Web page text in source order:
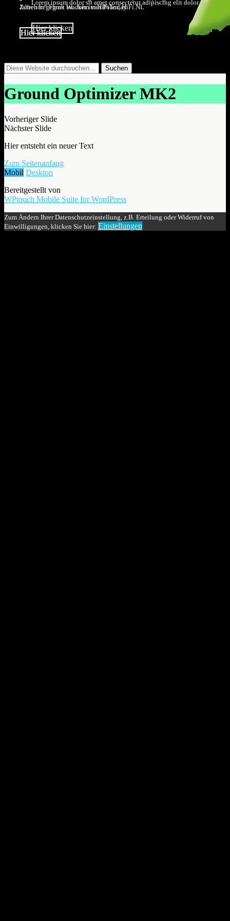
Ground Optimizer MK2
Zubehör.“ Frank Wacker im HiFiToday
Hier klicken
Jahren begegnet ist. John van Polen, HiFi.NL
Hier klicken
Lorem ipsum dolor sit amet consectetur adipiscing elit dolor
Hier klicken
Vorheriger Slide
Nächster Slide
Hier entsteht ein neuer Text
Zum Seitenanfang
Mobil Desktop
Bereitgestellt von
WPtouch Mobile Suite for WordPress
Zum Ändern Ihrer Datenschutzeinstellung, z.B. Erteilung oder Widerruf von
Einwilligungen, klicken Sie hier: Einstellungen